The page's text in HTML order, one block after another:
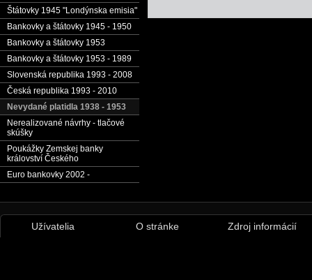
Štátovky 1945 "Londýnska emisia"
Bankovky a štátovky 1945 - 1950
Bankovky a štátovky 1953
Bankovky a štátovky 1953 - 1989
Slovenská republika 1993 - 2008
Česká republika 1993 - 2010
Nevydané platidla 1938 - 1953
Nerealizované návrhy - tlačové
skúšky
Poukážky Zemskej banky
království Českého
Euro bankovky 2002 -
Užívatelia O stránke Zdroj informácií